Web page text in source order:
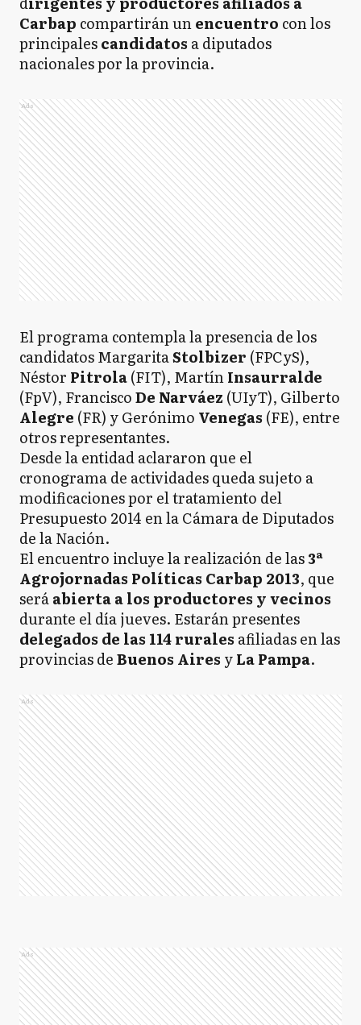
Carbap compartirán unencuentro con los
principalescandidatos a diputados
nacionales por la provincia.
Ads
El programa contempla la presencia de los
candidatos MargaritaStolbizer (FPCyS),
Néstor Pitrola(FIT), MartínInsaurralde
(FpV), FranciscoDe Narváez (UIyT), Gilberto
Alegre (FR) y Gerónimo Venegas (FE), entre
otros representantes.
Desde la entidad aclararon que el
cronograma de actividades queda sujeto a
modificaciones por el tratamiento del
Presupuesto 2014 en la Cámara de Diputados
de la Nación.
El encuentro incluye la realización de las3ª
Agrojornadas Políticas Carbap 2013, que
seráabierta a los productores y vecinos
durante el día jueves. Estarán presentes
delegados de las 114 rurales afiliadas en las
provincias deBuenos Aires yLa Pampa.
Ads
Ads